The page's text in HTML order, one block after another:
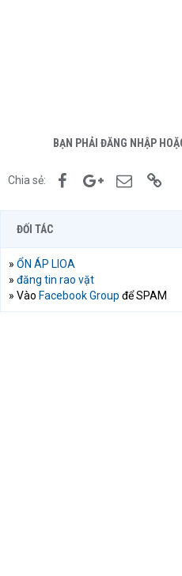
BẠN PHẢI ĐĂNG NHẬP
Chia sẻ: FacebookGoogle+Email
ĐỐI TÁC
» ỔN ÁP LIOA
» đăng tin rao vặt
» Vào Facebook Group để SPAM